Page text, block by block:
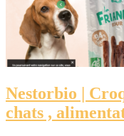
Nestorbio |
chats ,